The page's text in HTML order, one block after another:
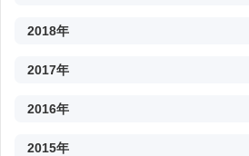
2018年
2017年
2016年
2015年